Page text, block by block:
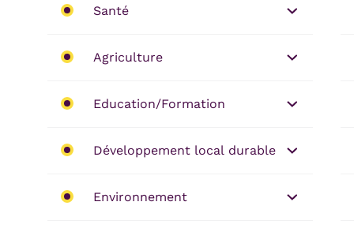
Santé
Agriculture
Education/Formation
Développement local durable
Environnement